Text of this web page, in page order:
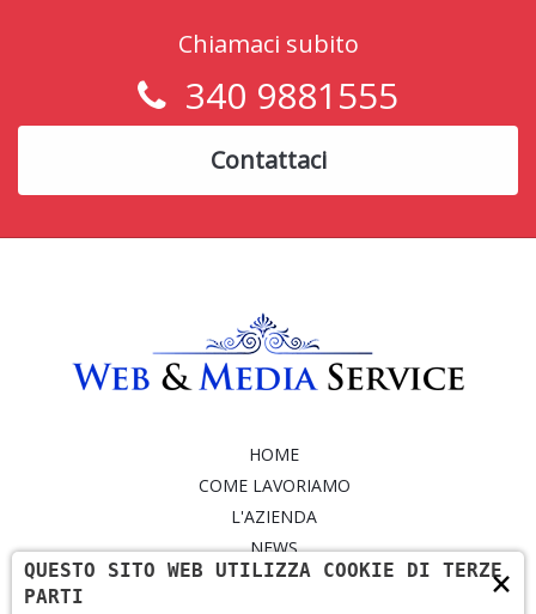
Chiamaci subito
340 9881555
Contattaci
HOME
COME LAVORIAMO
L'AZIENDA
NEWS
SERVIZI
×
QUESTO SITO WEB UTILIZZA COOKIE DI TERZE
PARTI